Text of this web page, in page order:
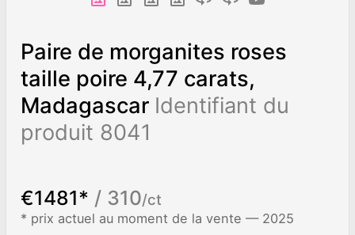
Paire de morganites roses
taille poire 4,77 carats,
Madagascar Identifiant du
produit 8041
€1481* / 310/ct
* prix actuel au moment de la vente — 2025